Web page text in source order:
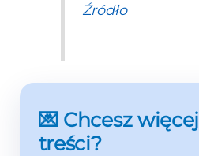
Źródło
💌 Chcesz
treści?